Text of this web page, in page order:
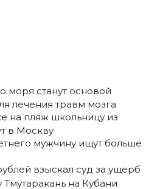
моря станут основой
лечения травм мозга
на пляж школьницу из
в Москву
мужчину ищут больше
взыскал суд за ущерб
на Кубани